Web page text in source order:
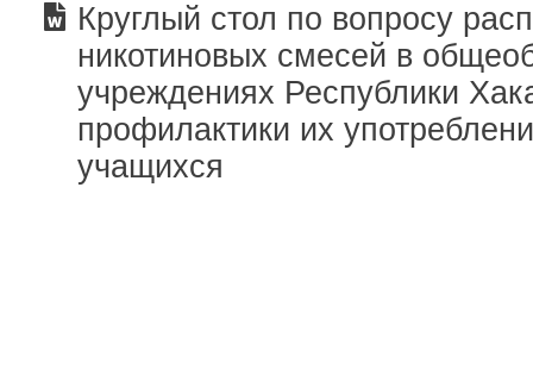
Круглый стол по вопросу
никотиновых смесей в
учреждениях Республики
профилактики их
учащихся